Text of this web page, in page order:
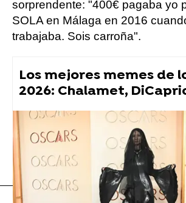
sorprendente: "400€ pagaba yo
SOLA en Málaga en 2016
trabajaba. Sois carroña".
Los mejores memes de
2026: Chalamet,
tuit viral
Flooxer Now